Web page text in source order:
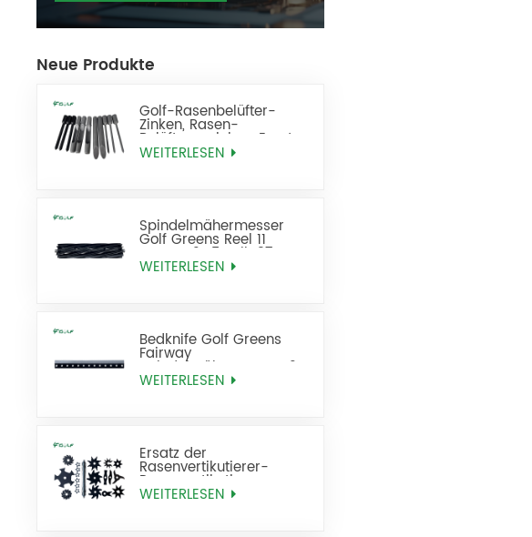
Neue Produkte
Golf-Rasenbelüfter-
Zinken, Rasen-
Belüftungszinken, Ersatz
WEITERLESEN
Spindelmähermesser
Golf Greens Reel 11
Messer 21x5 Zoll 137-
8512
WEITERLESEN
Bedknife Golf Greens
Fairway
Spindelmähermesser 21
Zoll Standard ersetzt 93-
WEITERLESEN
Ersatz der
Rasenvertikutierer-
Rasenvertikutierer-
Rasenfräse
WEITERLESEN